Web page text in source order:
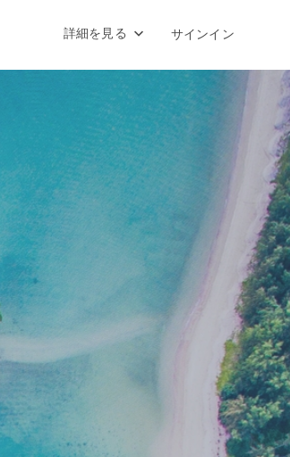
詳細を見る サインイン